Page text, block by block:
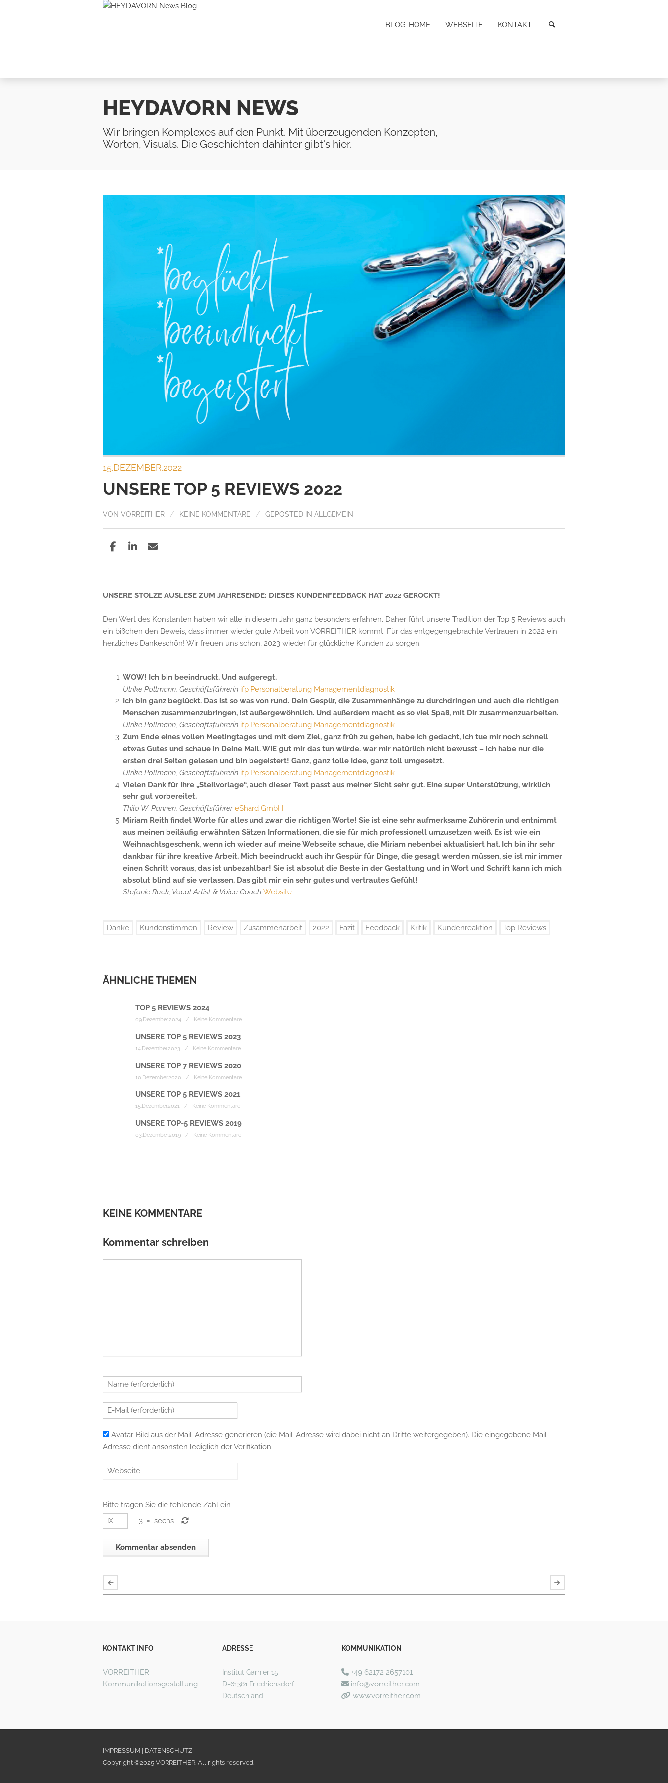
BLOG-HOME WEBSEITE KONTAKT
HEYDAVORN NEWS
Wir bringen Komplexes auf den Punkt. Mit überzeugenden Konzepten,
Worten, Visuals. Die Geschichten dahinter gibt's hier.
15.DEZEMBER.2022
UNSERE TOP 5 REVIEWS 2022
VON VORREITHER / KEINE KOMMENTARE / GEPOSTED IN ALLGEMEIN
UNSERE STOLZE AUSLESE ZUM JAHRESENDE: DIESES KUNDENFEEDBACK HAT 2022 GEROCKT!
Den Wert des Konstanten haben wir alle in diesem Jahr ganz besonders erfahren. Daher führt unsere Tradition der Top 5 Reviews auch
ein bißchen den Beweis, dass immer wieder gute Arbeit von VORREITHER kommt. Für das entgegengebrachte Vertrauen in 2022 ein
herzliches Dankeschön! Wir freuen uns schon, 2023 wieder für glückliche Kunden zu sorgen.
WOW! Ich bin beeindruckt. Und aufgeregt.
Ulrike Pollmann, Geschäftsführerin ifp Personalberatung Managementdiagnostik
Ich bin ganz beglückt. Das ist so was von rund. Dein Gespür, die Zusammenhänge zu durchdringen und auch die richtigen
Menschen zusammenzubringen, ist außergewöhnlich. Und außerdem macht es so viel Spaß, mit Dir zusammenzuarbeiten.
Ulrike Pollmann, Geschäftsführerin ifp Personalberatung Managementdiagnostik
Zum Ende eines vollen Meetingtages und mit dem Ziel, ganz früh zu gehen, habe ich gedacht, ich tue mir noch schnell
etwas Gutes und schaue in Deine Mail. WIE gut mir das tun würde. war mir natürlich nicht bewusst – ich habe nur die
ersten drei Seiten gelesen und bin begeistert! Ganz, ganz tolle Idee, ganz toll umgesetzt.
Ulrike Pollmann, Geschäftsführerin ifp Personalberatung Managementdiagnostik
Vielen Dank für Ihre „Steilvorlage“, auch dieser Text passt aus meiner Sicht sehr gut. Eine super Unterstützung, wirklich
sehr gut vorbereitet.
Thilo W. Pannen, GeschäftsführereShard GmbH
Miriam Reith findet Worte für alles und zwar die richtigen Worte! Sie ist eine sehr aufmerksame Zuhörerin und entnimmt
aus meinen beiläufig erwähnten Sätzen Informationen, die sie für mich professionell umzusetzen weiß. Es ist wie ein
Weihnachtsgeschenk, wenn ich wieder auf meine Webseite schaue, die Miriam nebenbei aktualisiert hat. Ich bin ihr sehr
dankbar für ihre kreative Arbeit. Mich beeindruckt auch ihr Gespür für Dinge, die gesagt werden müssen, sie ist mir immer
einen Schritt voraus, das ist unbezahlbar! Sie ist absolut die Beste in der Gestaltung und in Wort und Schrift kann ich mich
absolut blind auf sie verlassen. Das gibt mir ein sehr gutes und vertrautes Gefühl!
Stefanie Ruck, Vocal Artist & Voice Coach Website
Danke Kundenstimmen Review Zusammenarbeit 2022 Fazit Feedback Kritik Kundenreaktion Top Reviews
ÄHNLICHE THEMEN
TOP 5 REVIEWS 2024
09.Dezember.2024 / Keine Kommentare
UNSERE TOP 5 REVIEWS 2023
14.Dezember.2023 / Keine Kommentare
UNSERE TOP 7 REVIEWS 2020
10.Dezember.2020 / Keine Kommentare
UNSERE TOP 5 REVIEWS 2021
15.Dezember.2021 / Keine Kommentare
UNSERE TOP-5 REVIEWS 2019
03.Dezember.2019 / Keine Kommentare
KEINE KOMMENTARE
Kommentar schreiben
Avatar-Bild aus der Mail-Adresse generieren (die Mail-Adresse wird dabei nicht an Dritte weitergegeben). Die eingegebene Mail-
Adresse dient ansonsten lediglich der Verifikation.
Bitte tragen Sie die fehlende Zahl ein
- 3 = sechs
KONTAKT INFO
VORREITHER
Kommunikationsgestaltung
ADRESSE
Institut Garnier 15
D-61381 Friedrichsdorf
Deutschland
KOMMUNIKATION
+49 62172 2657101
info@vorreither.com
www.vorreither.com
IMPRESSUM
DATENSCHUTZ
Copyright ©2025 VORREITHER. All rights reserved.